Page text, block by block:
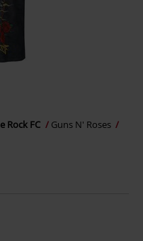
Rock FC
Guns N' Roses